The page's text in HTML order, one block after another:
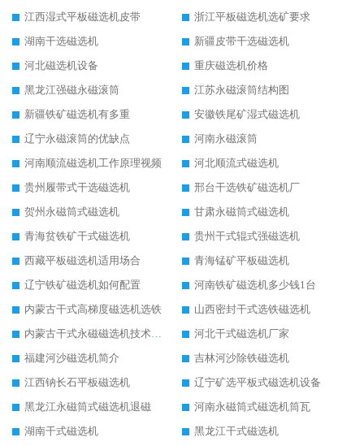
江西湿式平板磁选机皮带
浙江平板磁选机选矿要求
湖南干选磁选机
新疆皮带干选磁选机
河北磁选机设备
重庆磁选机价格
黑龙江强磁永磁滚筒
江苏永磁滚筒结构图
新疆铁矿磁选机有多重
安徽铁尾矿湿式磁选机
辽宁永磁滚筒的优缺点
河南永磁滚筒
河南顺流磁选机工作原理视频
河北顺流式磁选机
贵州履带式干选磁选机
邢台干选铁矿磁选机厂
贺州永磁筒式磁选机
甘肃永磁筒式磁选机
青海贫铁矿干式磁选机
贵州干式辊式强磁选机
西藏平板磁选机适用场合
青海锰矿平板磁选机
辽宁铁矿磁选机如何配置
河南铁矿磁选机多少钱1台
内蒙古干式高梯度磁选机选铁
山西密封干式选铁磁选机
内蒙古干式永磁磁选机技术要求
河北干式磁选机厂家
福建河沙磁选机简介
吉林河沙除铁磁选机
江西钠长石平板磁选机
辽宁矿选平板式磁选机设备
黑龙江永磁筒式磁选机退磁
河南永磁筒式磁选机筒瓦
湖南干式磁选机
黑龙江干式磁选机